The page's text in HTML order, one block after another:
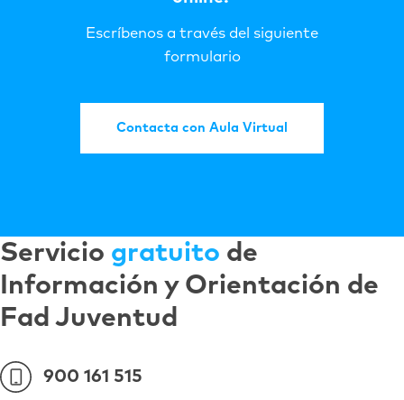
Escríbenos a través del siguiente
formulario
Contacta con Aula Virtual
Servicio gratuito de
Información y Orientación de
Fad Juventud
900 161 515